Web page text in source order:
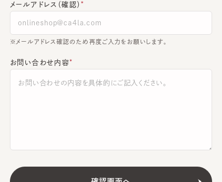
メールアドレス（確認）
※メールアドレス確認のため再度ご入力をお願いします。
お問い合わせ内容